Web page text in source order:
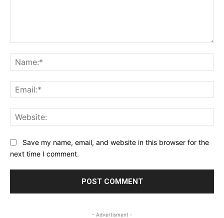
Save my name, email, and website in this browser for the
next time I comment.
- Advertisment -